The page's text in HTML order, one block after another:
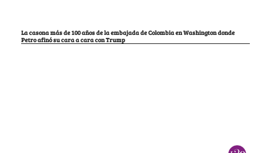
La casona más de 100 años de la embajada de Colombia en Washington donde
Petro afinó su cara a cara con Trump